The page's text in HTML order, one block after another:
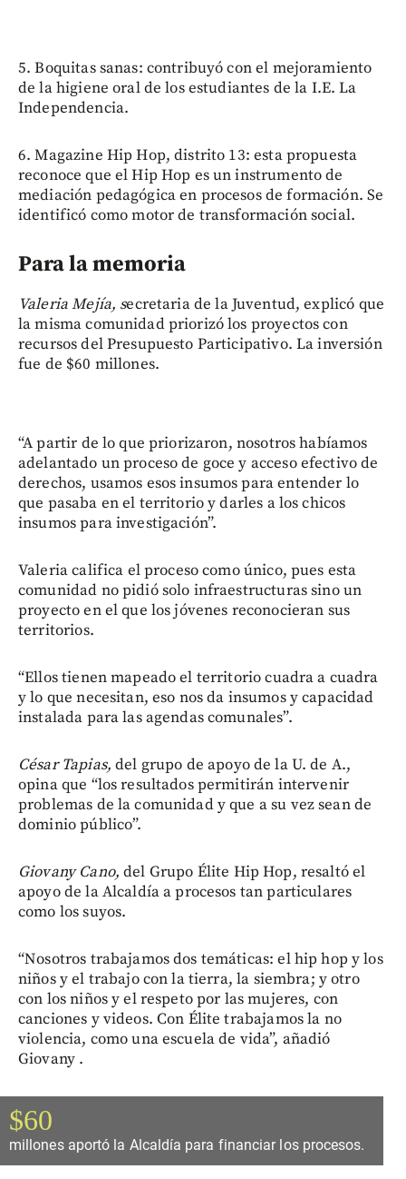
5. Boquitas sanas: contribuyó con el mejoramiento
de la higiene oral de los estudiantes de la I.E. La
Independencia.
6. Magazine Hip Hop, distrito 13: esta propuesta
reconoce que el Hip Hop es un instrumento de
mediación pedagógica en procesos de formación. Se
identificó como motor de transformación social.
Para la memoria
Valeria Mejía, secretaria de la Juventud, explicó que
la misma comunidad priorizó los proyectos con
recursos del Presupuesto Participativo. La inversión
fue de $60 millones.
“A partir de lo que priorizaron, nosotros habíamos
adelantado un proceso de goce y acceso efectivo de
derechos, usamos esos insumos para entender lo
que pasaba en el territorio y darles a los chicos
insumos para investigación”.
Valeria califica el proceso como único, pues esta
comunidad no pidió solo infraestructuras sino un
proyecto en el que los jóvenes reconocieran sus
territorios.
“Ellos tienen mapeado el territorio cuadra a cuadra
y lo que necesitan, eso nos da insumos y capacidad
instalada para las agendas comunales”.
César Tapias,del grupo de apoyo de la U. de A.,
opina que “los resultados permitirán intervenir
problemas de la comunidad y que a su vez sean de
dominio público”.
Giovany Cano,del Grupo Élite Hip Hop, resaltó el
apoyo de la Alcaldía a procesos tan particulares
como los suyos.
“Nosotros trabajamos dos temáticas: el hip hop y los
niños y el trabajo con la tierra, la siembra; y otro
con los niños y el respeto por las mujeres, con
canciones y videos. Con Élite trabajamos la no
violencia, como una escuela de vida”, añadió
Giovany .
$60
millones aportó la Alcaldía para financiar los procesos.